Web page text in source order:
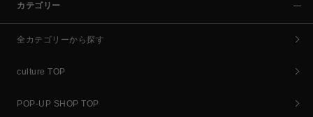
カテゴリー
全カテゴリーから探す
culture TOP
POP-UP SHOP TOP